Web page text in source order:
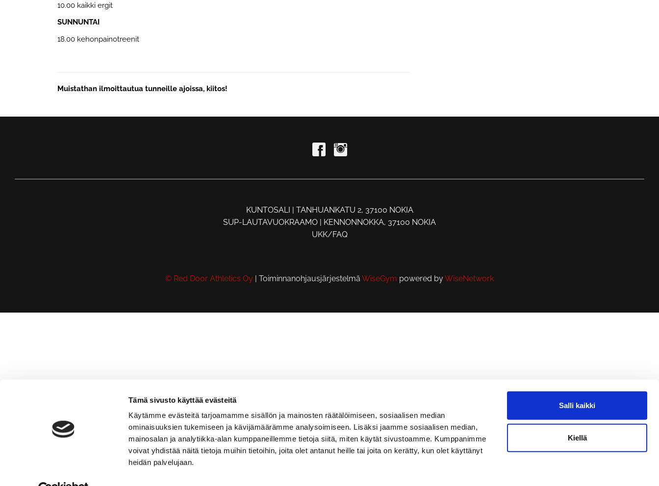
Tämä sivusto käyttää evästeitä
Käytämme evästeitä tarjoamamme sisällön ja mainosten räätälöimiseen, sosiaalisen median
ominaisuuksien tukemiseen ja kävijämäärämme analysoimiseen. Lisäksi jaamme sosiaalisen median,
mainosalan ja analytiikka-alan kumppaneillemme tietoja siitä, miten käytät sivustoamme. Kumppanimme
voivat yhdistää näitä tietoja muihin tietoihin, joita olet antanut heille tai joita on kerätty, kun olet käyttänyt
heidän palvelujaan.
Salli kaikki
Kiellä
10.00 kaikki ergit
SUNNUNTAI
18.00 kehonpainotreenit
Muistathan ilmoittautua tunneille ajoissa, kiitos!
KUNTOSALI | TANHUANKATU 2, 37100 NOKIA
SUP-LAUTAVUOKRAAMO | KENNONNOKKA, 37100 NOKIA
UKK/FAQ
© Red Door Athletics Oy | Toiminnanohjausjärjestelmä WiseGym powered byWiseNetwork